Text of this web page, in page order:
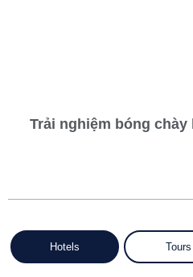
Trải nghiệm bóng
Hotels Tours